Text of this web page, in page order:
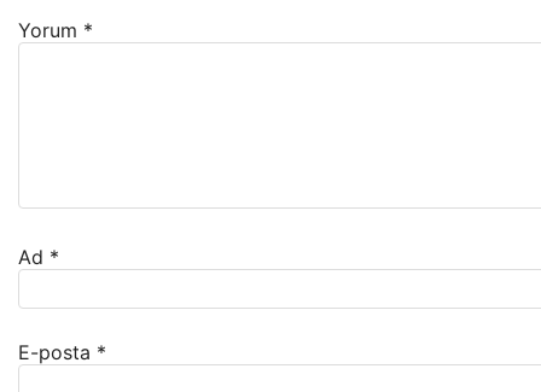
Yorum *
Ad *
E-posta *